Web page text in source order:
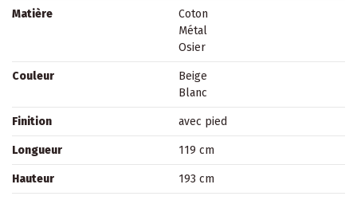
Matière
Coton
Métal
Osier
Couleur
Beige
Blanc
Finition avec pied
Longueur 119 cm
Hauteur 193 cm